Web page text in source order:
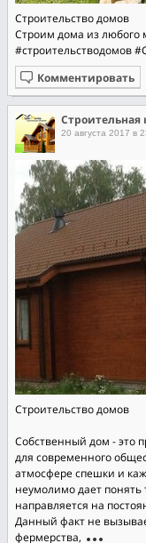
Строительство домов
Строим дома из любого
#строительстводомов
Комментировать
20 августа 2017 в
Строительство домов
Собственный дом - это
для современного
атмосфере спешки и
неумолимо дает понять
направляется на
Данный факт не
фермерства,